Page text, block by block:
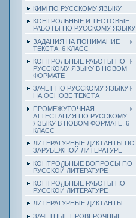
КИМ ПО РУССКОМУ ЯЗЫКУ
КОНТРОЛЬНЫЕ И ТЕСТОВЫЕ
РАБОТЫ ПО РУССКОМУ ЯЗЫКУ
ЗАДАНИЯ НА ПОНИМАНИЕ
ТЕКСТА. 6 КЛАСС
КОНТРОЛЬНЫЕ РАБОТЫ ПО
РУССКОМУ ЯЗЫКУ В НОВОМ
ФОРМАТЕ
ЗАЧЕТ ПО РУССКОМУ ЯЗЫКУ
НА ОСНОВЕ ТЕКСТА
ПРОМЕЖУТОЧНАЯ
АТТЕСТАЦИЯ ПО РУССКОМУ
ЯЗЫКУ В НОВОМ ФОРМАТЕ. 6
КЛАСС
ЛИТЕРАТУРНЫЕ ДИКТАНТЫ ПО
ЗАРУБЕЖНОЙ ЛИТЕРАТУРЕ
КОНТРОЛЬНЫЕ ВОПРОСЫ ПО
РУССКОЙ ЛИТЕРАТУРЕ
КОНТРОЛЬНЫЕ РАБОТЫ ПО
РУССКОЙ ЛИТЕРАТУРЕ
ЛИТЕРАТУРНЫЕ ДИКТАНТЫ
ЗАЧЕТНЫЕ ПРОВЕРОЧНЫЕ